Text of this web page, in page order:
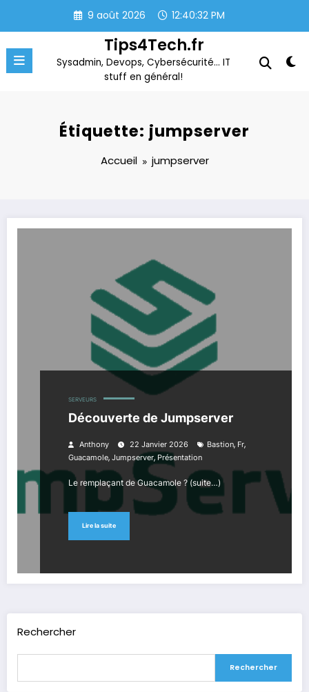
contenu
9 août 2026 12:40:32 PM
Tips4Tech.fr
Sysadmin, Devops, Cybersécurité… IT
stuff en général!
Étiquette: jumpserver
Accueil jumpserver
SERVEURS
Découverte de Jumpserver
Anthony 22 Janvier 2026 Bastion, Fr,
Guacamole, Jumpserver, Présentation
Le remplaçant de Guacamole ? (suite…)
Lire la suite
Rechercher
Rechercher